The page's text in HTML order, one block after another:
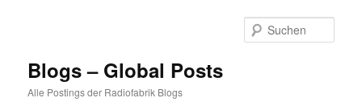
Blogs – Global Posts
Alle Postings der Radiofabrik Blogs